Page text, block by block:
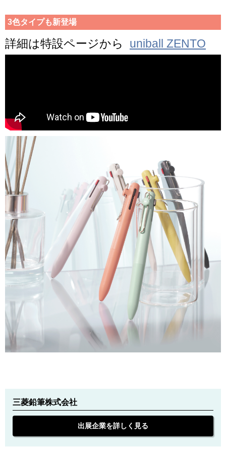
3色タイプも新登場
詳細は特設ページから uniball ZENTO
三菱鉛筆株式会社
出展企業を詳しく見る